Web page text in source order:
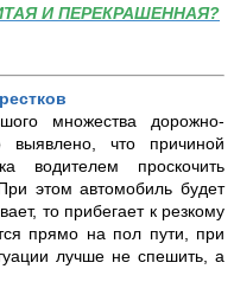
И ПЕРЕКРАШЕННАЯ?
множества дорожно-
выявлено, что причиной
водителем проскочить
этом автомобиль будет
то прибегает к резкому
прямо на пол пути, при
лучше не спешить, а